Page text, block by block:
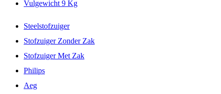
Vulgewicht 9 Kg
Steelstofzuiger
Stofzuiger Zonder Zak
Stofzuiger Met Zak
Philips
Aeg